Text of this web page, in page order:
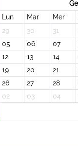
Lun
Mar Mer
29
30 31
05
06 07
12
13 14
19
20 21
26
27 28
02
03 04